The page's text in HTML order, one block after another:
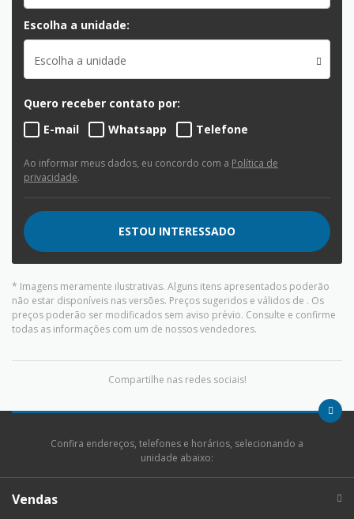
Escolha a unidade:
Escolha a unidade
Quero receber contato por:
E-mail
Whatsapp Telefone
Ao informar meus dados, eu concordo com a Política de
privacidade.
ESTOU INTERESSADO
* Imagens meramente ilustrativas. Alguns itens apresentados poderão
não estar disponíveis nas versões. Preços sugeridos e válidos de . Os
preços poderão ser modificados sem aviso prévio. Consulte e confirme
todas as informações com um de nossos vendedores.
Compartilhe nas redes sociais!
Confira endereços, telefones e horários, selecionando a
unidade abaixo:
Vendas